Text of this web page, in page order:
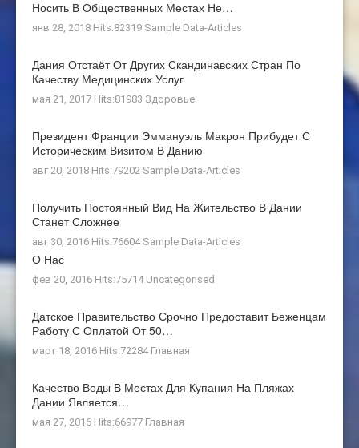
Носить В Общественных Местах Не…
янв 28, 2018 Hits:82319 Sample Data-Articles
Дания Отстаёт От Других Скандинавских Стран По
Качеству Медицинских Услуг
мая 21, 2017 Hits:81983 Здоровье
Президент Франции Эммануэль Макрон Прибудет С
Историческим Визитом В Данию
авг 20, 2018 Hits:79202 Sample Data-Articles
Получить Постоянный Вид На Жительство В Дании
Станет Сложнее
авг 30, 2016 Hits:76604 Sample Data-Articles
О Нас
фев 20, 2016 Hits:75714 Uncategorised
Датское Правительство Срочно Предоставит Беженцам
Работу С Оплатой От 50…
март 18, 2016 Hits:72284 Главная
Качество Воды В Местах Для Купания На Пляжах
Дании Является…
мая 27, 2016 Hits:66977 Главная